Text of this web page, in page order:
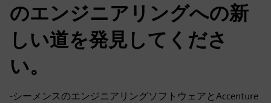
のエンジニアリングへの新
しい道を発見してくださ
い。
-シーメンスのエンジニアリングソフトウェアとAccenture